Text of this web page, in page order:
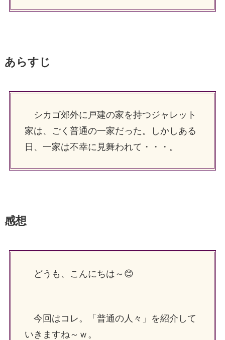
あらすじ
シカゴ郊外に戸建の家を持つジャレット
家は、ごく普通の一家だった。しかしある
日、一家は不幸に見舞われて・・・。
感想
どうも、こんにちは～😊
今回はコレ。「普通の人々」を紹介して
いきますね～ｗ。